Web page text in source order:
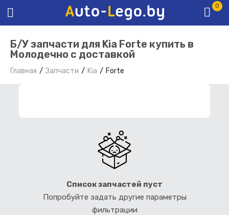
0
Б/У запчасти для Kia Forte купить в
Молодечно с доставкой
Главная Запчасти Kia Forte
Список запчастей пуст
Попробуйте задать другие параметры
фильтрации